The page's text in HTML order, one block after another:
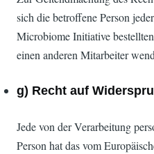
sich die betroffene Person
Microbiome Initiative
einen anderen Mitarbeiter
g) Recht auf
Jede von der Verarbeitung
Person hat das vom